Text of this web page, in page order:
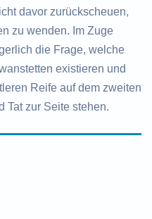
davor zurückscheuen,
zu wenden. Im Zuge
die Frage, welche
existieren und
Reife auf dem zweiten
Tat zur Seite stehen.